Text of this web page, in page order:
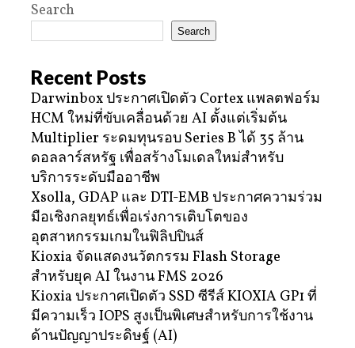
Search
Search
Recent Posts
Darwinbox ประกาศเปิดตัว Cortex แพลตฟอร์ม
HCM ใหม่ที่ขับเคลื่อนด้วย AI ตั้งแต่เริ่มต้น
Multiplier ระดมทุนรอบ Series B ได้ 35 ล้าน
ดอลลาร์สหรัฐ เพื่อสร้างโมเดลใหม่สำหรับ
บริการระดับมืออาชีพ
Xsolla, GDAP และ DTI-EMB ประกาศความร่วม
มือเชิงกลยุทธ์เพื่อเร่งการเติบโตของ
อุตสาหกรรมเกมในฟิลิปปินส์
Kioxia จัดแสดงนวัตกรรม Flash Storage
สำหรับยุค AI ในงาน FMS 2026
Kioxia ประกาศเปิดตัว SSD ซีรีส์ KIOXIA GP1 ที่
มีความเร็ว IOPS สูงเป็นพิเศษสำหรับการใช้งาน
ด้านปัญญาประดิษฐ์ (AI)